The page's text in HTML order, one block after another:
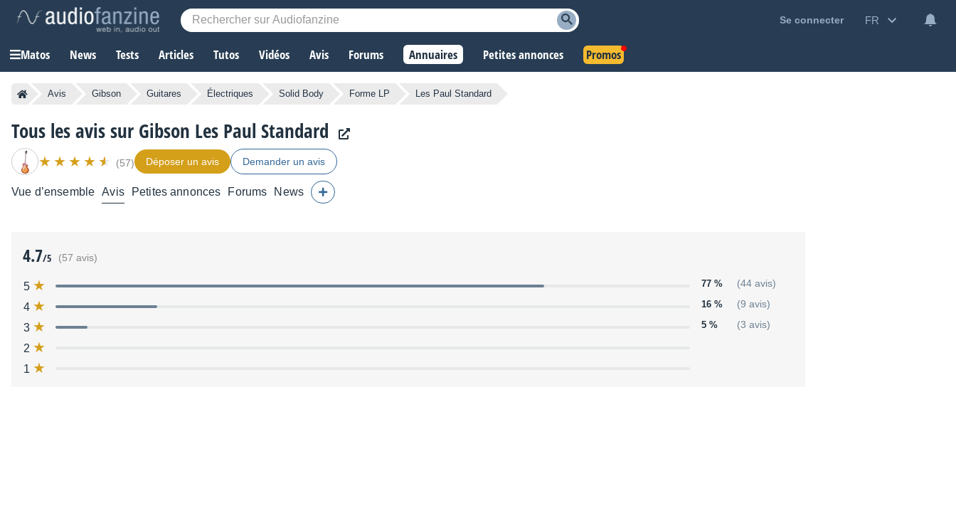
Se connecter FR
Matos News Tests Articles Tutos Vidéos Avis Forums Annuaires Petites annonces Promos
Avis Gibson Guitares Électriques Solid Body Forme LP Les Paul Standard
Tous les avis sur Gibson Les Paul Standard
(57) Déposer un avis Demander un avis
Vue d’ensemble Avis Petites annonces Forums News
4.7/5 (57 avis)
5 77 % (44 avis)
4 16 % (9 avis)
3 5 % (3 avis)
2
1